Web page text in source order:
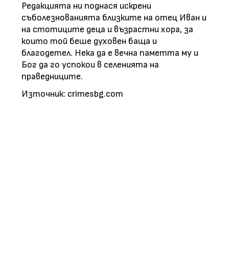
Редакцията ни поднася искрени
съболезнованията близките на отец Иван и
на стотиците деца и възрастни хора, за
които той беше духовен баща и
благодетел. Нека да е вечна паметта му и
Бог да го успокои в селенията на
праведниците.
Източник: crimesbg.com